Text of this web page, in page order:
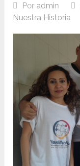
Por admin
Nuestra Historia